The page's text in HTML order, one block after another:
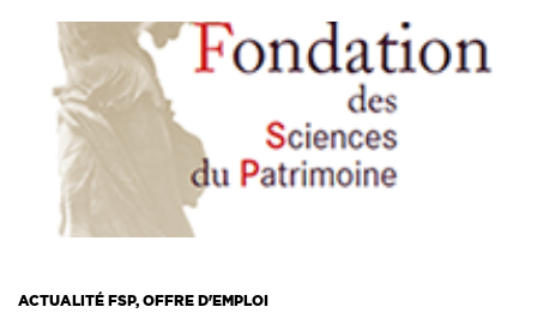
ACTUALITÉ FSP, OFFRE D'EMPLOI